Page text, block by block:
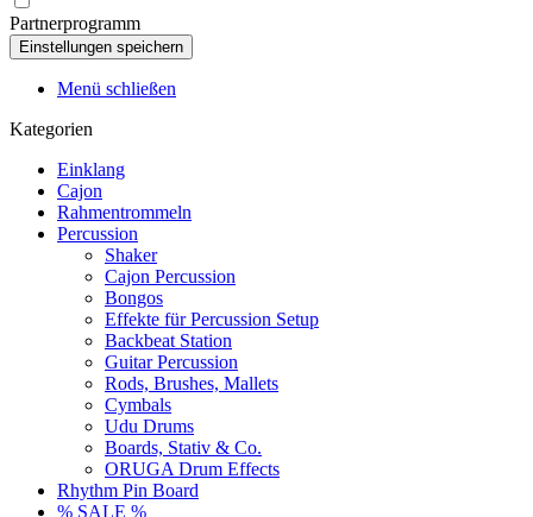
Partnerprogramm
Menü schließen
Kategorien
Einklang
Cajon
Rahmentrommeln
Percussion
Shaker
Cajon Percussion
Bongos
Effekte für Percussion Setup
Backbeat Station
Guitar Percussion
Rods, Brushes, Mallets
Cymbals
Udu Drums
Boards, Stativ & Co.
ORUGA Drum Effects
Rhythm Pin Board
% SALE %